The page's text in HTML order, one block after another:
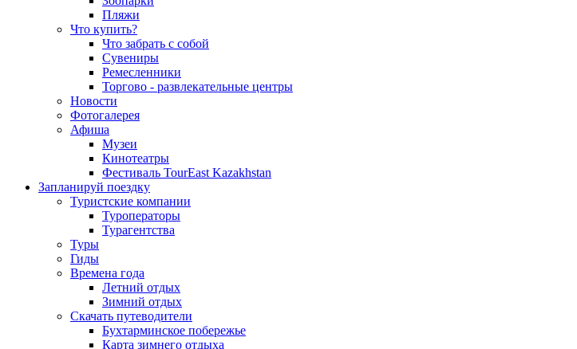
Пляжи
Что купить?
Что забрать с собой
Сувениры
Ремесленники
Торгово - развлекательные центры
Новости
Фотогалерея
Афиша
Музеи
Кинотеатры
Фестиваль TourEast Kazakhstan
Запланируй поездку
Туристские компании
Туроператоры
Турагентства
Туры
Гиды
Времена года
Летний отдых
Зимний отдых
Скачать путеводители
Бухтарминское побережье
Карта зимнего отдыха